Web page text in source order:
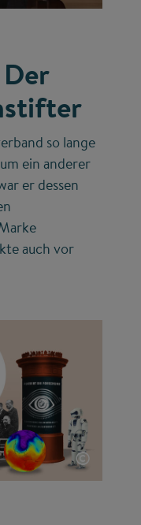
so lange
ein anderer
er dessen
auch vor
©